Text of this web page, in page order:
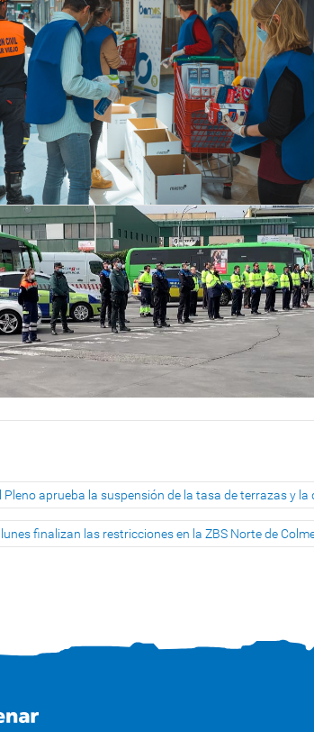
Pleno aprueba la suspensión de la tasa de terrazas y
finalizan las restricciones en la ZBS Norte de